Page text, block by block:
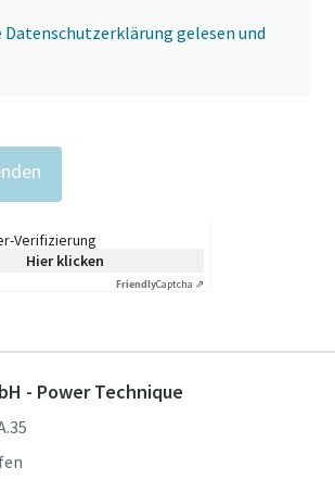
Datenschutzerklärung gelesen und
Verifizierung
Hier klicken
FriendlyCaptcha ⇗
- Power Technique